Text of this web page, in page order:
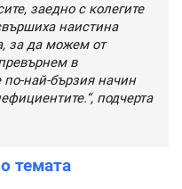
заедно с колегите
наистина
за да можем от
в
по-най-бързия начин
подчерта
темата